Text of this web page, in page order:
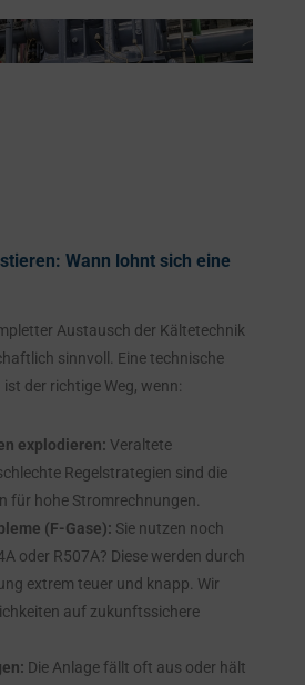
Wann lohnt sich eine
Austausch der Kältetechnik
sinnvoll. Eine technische
der richtige Weg, wenn:
explodieren: Veraltete
Regelstrategien sind die
für hohe Stromrechnungen.
(F-Gase): Sie nutzen noch
oder R507A? Diese werden durch
extrem teuer und knapp. Wir
auf zukunftssichere
Die Anlage fällt oft aus oder hält